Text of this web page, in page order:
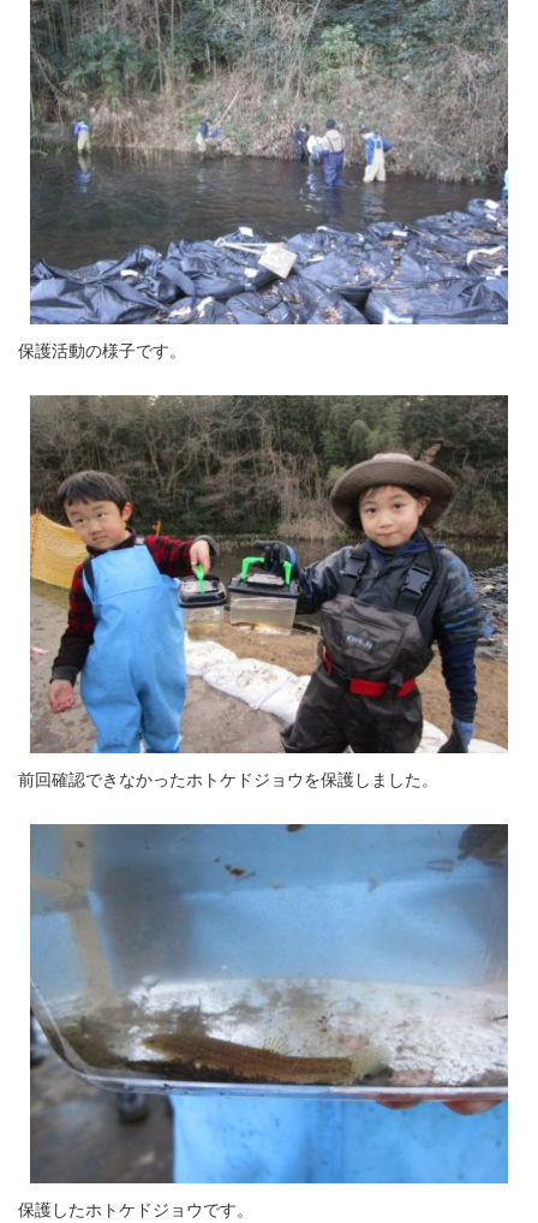
保護活動の様子です。
前回確認できなかったホトケドジョウを保護しました。
保護したホトケドジョウです。